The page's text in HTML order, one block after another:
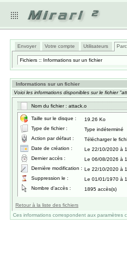
Envoyer Votre compte Utilisateurs
Fichiers :: Informations sur un fichier
Informations sur un fichier
Voici les informations disponibles sur le fichier
Nom du fichier : attack.o
Taille sur le disque :
19.26 Ko
Type de fichier :
Type indéterminé
Action par défaut :
Télécharger le
Date de création :
Le 22/10/2020 à
Dernier accès :
Le 06/08/2026 à
Dernière modification : Le 22/10/2020 à
Suppression le :
Le 01/01/1970 à
Nombre d'accès :
1895 accès(s)
Retour à la liste des fichiers
Ces informations correspondent aux paramètres